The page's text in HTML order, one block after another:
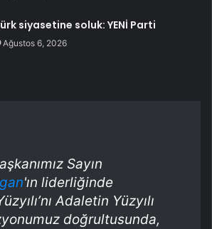
siyasetine soluk: YENİ Parti
Ağustos 6, 2026
Sayın
'ın liderliğinde
Adaletin Yüzyılı
doğrultusunda,